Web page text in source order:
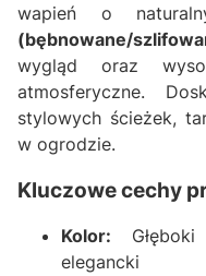
wapień o
(bębnowane/
wygląd oraz
atmosferyczne.
stylowych ścieżek,
w ogrodzie.
Kluczowe cechy
Kolor:
elegancki